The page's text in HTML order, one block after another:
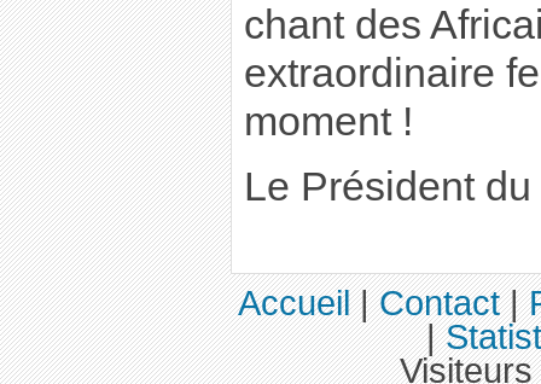
chant des
extraordinaire
moment !
Le Président
Accueil|Contact|
|